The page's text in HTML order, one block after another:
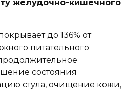
желудочно-кишечного
до 136% от
питательного
состояния
стула, очищение кожи,